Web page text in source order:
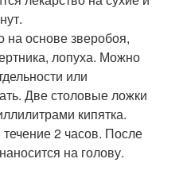
на основе зверобоя,
лопуха. Можно
или
Две столовые ложки
кипятка.
2 часов. После
на голову.